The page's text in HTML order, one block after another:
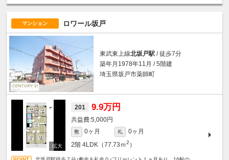
マンション ロワール坂戸
東武東上線北坂戸駅 / 徒歩7分
築年月1978年11月 / 5階建
埼玉県坂戸市薬師町
201 9.9万円
5,000円
敷 0ヶ月 礼
0ヶ月
2階 4LDK（77.73ｍ2 ）